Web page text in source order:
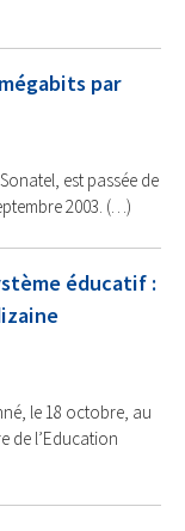
par
est passée de
2003. (…)
éducatif :
le 18 octobre, au
de l’Education